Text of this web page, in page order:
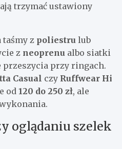
trzymać ustawiony
taśmy z poliestru lub
z neoprenu albo siatki
przeszycia przy ringach.
Casual czy Ruffwear Hi
od 120 do 250 zł, ale
oglądaniu szelek